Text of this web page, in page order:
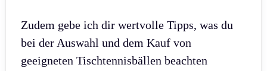
Zudem gebe ich dir wertvolle Tipps, was du
bei der Auswahl und dem Kauf von
geeigneten Tischtennisbällen beachten